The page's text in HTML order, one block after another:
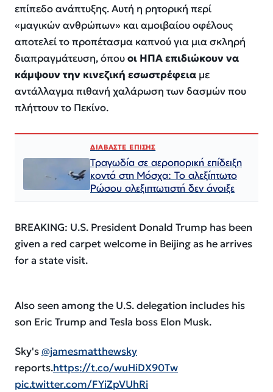
επίπεδο ανάπτυξης. Αυτή η ρητορική περί
«μαγικών ανθρώπων» και αμοιβαίου οφέλους
αποτελεί το προπέτασμα καπνού για μια σκληρή
διαπραγμάτευση, όπουοι ΗΠΑ επιδιώκουν να
κάμψουν την κινεζική εσωστρέφεια με
αντάλλαγμα πιθανή χαλάρωση των δασμών που
πλήττουν το Πεκίνο.
ΔΙΑΒΑΣΤΕ ΕΠΙΣΗΣ
Τραγωδία σε αεροπορική επίδειξη
κοντά στη Μόσχα: Το αλεξίπτωτο
Ρώσου αλεξιπτωτιστή δεν άνοιξε
BREAKING: U.S. President Donald Trump has been
given a red carpet welcome in Beijing as he arrives
for a state visit.
Also seen among the U.S. delegation includes his
son Eric Trump and Tesla boss Elon Musk.
Sky's@jamesmatthewsky
reports.https://t.co/wuHiDX90Tw
pic.twitter.com/FYiZpVUhRi